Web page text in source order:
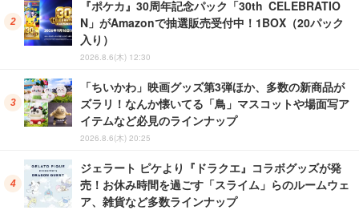
『ポケカ』30周年記念パック「30th CELEBRATIO
N」がAmazonで抽選販売受付中！1BOX（20パック
入り）
2026.8.6(木) 12:30
「ちいかわ」映画グッズ第3弾ほか、多数の新商品が
ズラリ！なんか懐いてる「鳥」マスコットや場面写ア
イテムなど必見のラインナップ
2026.8.6(木) 20:25
ジェラート ピケより『ドラクエ』コラボグッズが発
売！お休み時間を過ごす「スライム」らのルームウェ
ア、雑貨など多数ラインナップ